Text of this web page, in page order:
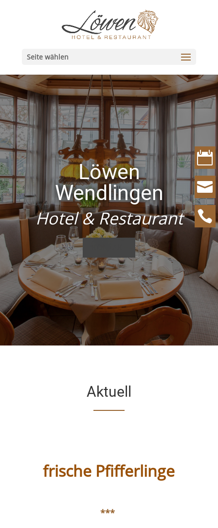
Seite wählen
Löwen
Wendlingen
Hotel & Restaurant
Aktuell
frische Pfifferlinge
***


